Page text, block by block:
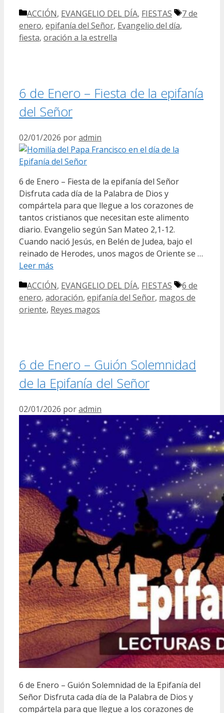
Categorías
ACCIÓN, EVANGELIO DEL DÍA, FIESTAS Etiquetas
7 de
enero, epifanía del Señor, Evangelio del día,
fiesta, oración a la estrella
6 de Enero – Fiesta de la epifanía
del Señor
02/01/2026 poradmin
6 de Enero – Fiesta de la epifanía del Señor
Disfruta cada día de la Palabra de Dios y
compártela para que llegue a los corazones de
tantos cristianos que necesitan este alimento
diario. Evangelio según San Mateo 2,1-12.
Cuando nació Jesús, en Belén de Judea, bajo el
reinado de Herodes, unos magos de Oriente se …
Leer más
Categorías
ACCIÓN, EVANGELIO DEL DÍA, FIESTAS Etiquetas
6 de
enero, adoración, epifanía del Señor, magos de
oriente, Reyes magos
6 de Enero – Guión Solemnidad
de la Epifanía del Señor
02/01/2026 poradmin
6 de Enero – Guión Solemnidad de la Epifanía del
Señor Disfruta cada día de la Palabra de Dios y
compártela para que llegue a los corazones de